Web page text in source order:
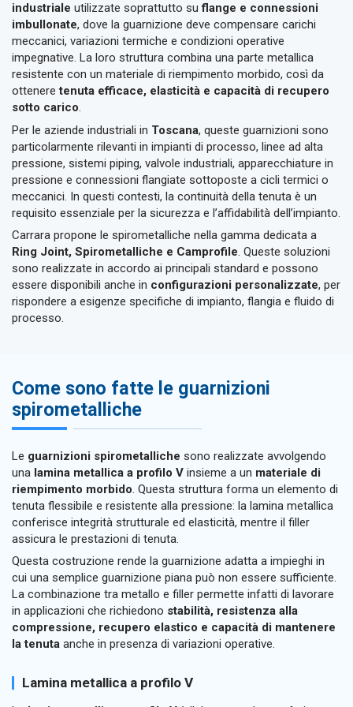
industriale utilizzate soprattutto suflange e connessioni
imbullonate, dove la guarnizione deve compensare carichi
meccanici, variazioni termiche e condizioni operative
impegnative. La loro struttura combina una parte metallica
resistente con un materiale di riempimento morbido, così da
otteneretenuta efficace, elasticità e capacità di recupero
sotto carico.
Per le aziende industriali in Toscana, queste guarnizioni sono
particolarmente rilevanti in impianti di processo, linee ad alta
pressione, sistemi piping, valvole industriali, apparecchiature in
pressione e connessioni flangiate sottoposte a cicli termici o
meccanici. In questi contesti, la continuità della tenuta è un
requisito essenziale per la sicurezza e l’affidabilità dell’impianto.
Carrara propone le spirometalliche nella gamma dedicata a
Ring Joint, Spirometalliche e Camprofile. Queste soluzioni
sono realizzate in accordo ai principali standard e possono
essere disponibili anche in configurazioni personalizzate, per
rispondere a esigenze specifiche di impianto, flangia e fluido di
processo.
Come sono fatte le guarnizioni
spirometalliche
Le guarnizioni spirometalliche sono realizzate avvolgendo
una lamina metallica a profilo V insieme a un materiale di
riempimento morbido. Questa struttura forma un elemento di
tenuta flessibile e resistente alla pressione: la lamina metallica
conferisce integrità strutturale ed elasticità, mentre il filler
assicura le prestazioni di tenuta.
Questa costruzione rende la guarnizione adatta a impieghi in
cui una semplice guarnizione piana può non essere sufficiente.
La combinazione tra metallo e filler permette infatti di lavorare
in applicazioni che richiedono stabilità, resistenza alla
compressione, recupero elastico e capacità di mantenere
la tenuta anche in presenza di variazioni operative.
Lamina metallica a profilo V